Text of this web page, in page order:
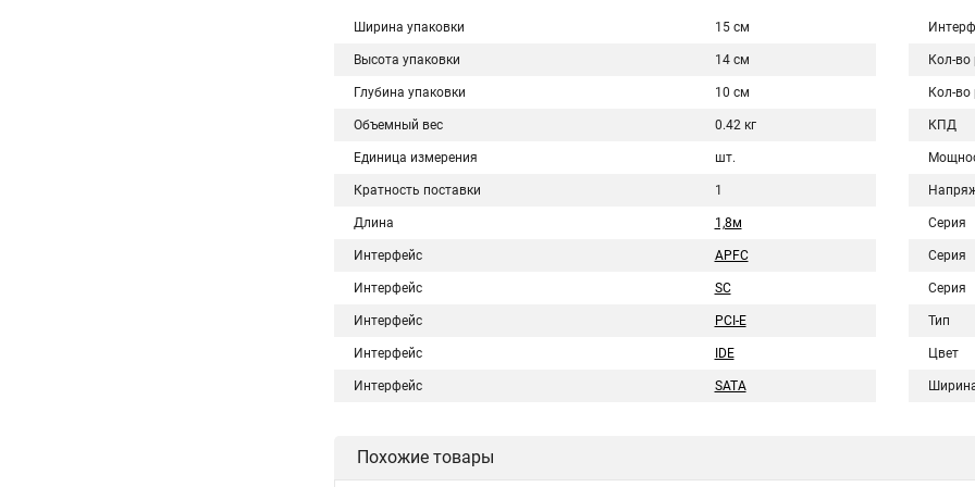
Ширина упаковки 15 см
Высота упаковки 14 см
Глубина упаковки 10 см
Объемный вес 0.42 кг
Единица измерения шт.
Кратность поставки 1
Длина 1,8м
Интерфейс APFC
Интерфейс SC
Интерфейс PCI-E
Интерфейс IDE
Интерфейс SATA
Кол-во
Кол-во
КПД
Серия
Серия
Серия
Тип
Цвет
Похожие товары